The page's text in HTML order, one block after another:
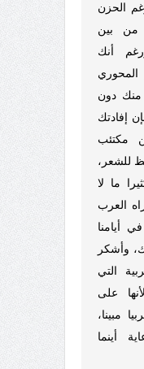
الحزن
من بين
أنك
منك دون
إفادتك
مكتئب
للشعر،
ما لا
العرب
أيامنا
وأشكر
التي
على
مبينا،
أينما